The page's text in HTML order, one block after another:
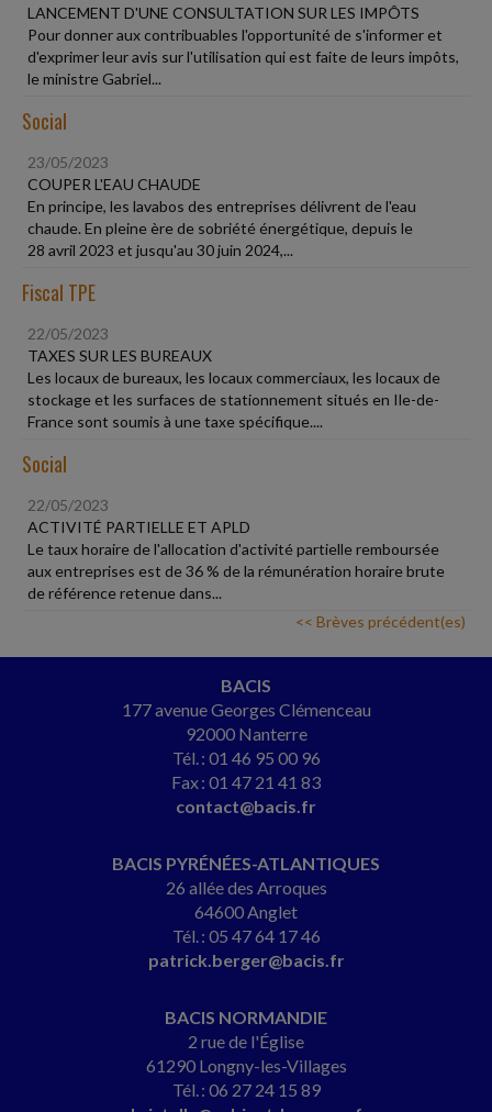
LANCEMENT D'UNE CONSULTATION SUR LES IMPÔTS
Pour donner aux contribuables l'opportunité de s'informer et
d'exprimer leur avis sur l'utilisation qui est faite de leurs impôts,
le ministre Gabriel...
Social
23/05/2023
COUPER L'EAU CHAUDE
En principe, les lavabos des entreprises délivrent de l'eau
chaude. En pleine ère de sobriété énergétique, depuis le
28 avril 2023 et jusqu'au 30 juin 2024,...
Fiscal TPE
22/05/2023
TAXES SUR LES BUREAUX
Les locaux de bureaux, les locaux commerciaux, les locaux de
stockage et les surfaces de stationnement situés en Ile-de-
France sont soumis à une taxe spécifique....
Social
22/05/2023
ACTIVITÉ PARTIELLE ET APLD
Le taux horaire de l'allocation d'activité partielle remboursée
aux entreprises est de 36 % de la rémunération horaire brute
de référence retenue dans...
<< Brèves précédent(es)
BACIS
177 avenue Georges Clémenceau
92000 Nanterre
Tél. : 01 46 95 00 96
Fax : 01 47 21 41 83
contact@bacis.fr
BACIS PYRÉNÉES-ATLANTIQUES
26 allée des Arroques
64600 Anglet
Tél. : 05 47 64 17 46
patrick.berger@bacis.fr
BACIS NORMANDIE
2 rue de l'Église
61290 Longny-les-Villages
Tél. : 06 27 24 15 89